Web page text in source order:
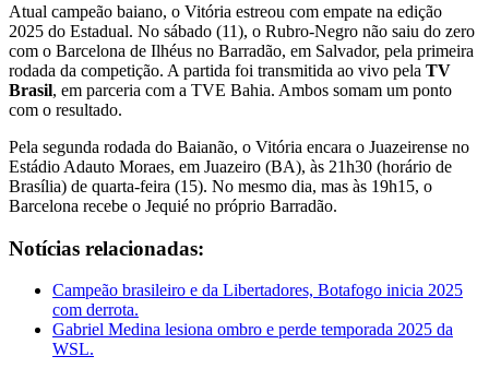
Atual campeão baiano, o Vitória estreou com empate na edição
2025 do Estadual. No sábado (11), o Rubro-Negro não saiu do zero
com o Barcelona de Ilhéus no Barradão, em Salvador, pela primeira
rodada da competição. A partida foi transmitida ao vivo pela TV
Brasil, em parceria com a TVE Bahia. Ambos somam um ponto
com o resultado.
Pela segunda rodada do Baianão, o Vitória encara o Juazeirense no
Estádio Adauto Moraes, em Juazeiro (BA), às 21h30 (horário de
Brasília) de quarta-feira (15). No mesmo dia, mas às 19h15, o
Barcelona recebe o Jequié no próprio Barradão.
Notícias relacionadas:
Campeão brasileiro e da Libertadores, Botafogo inicia 2025
com derrota.
Gabriel Medina lesiona ombro e perde temporada 2025 da
WSL.